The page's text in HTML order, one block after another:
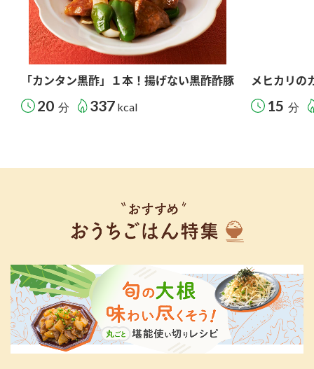
「カンタン黒酢」１本！揚げない黒酢酢豚
20 分 337 kcal
メヒカリの
15 分